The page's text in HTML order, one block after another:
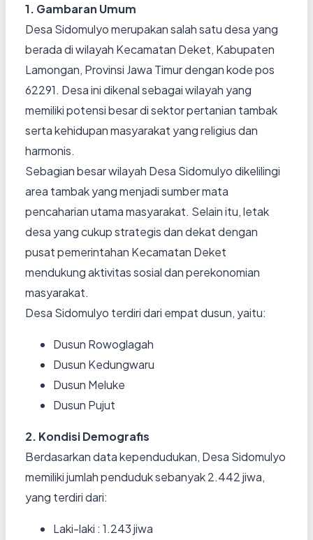
1. Gambaran Umum
Desa Sidomulyo merupakan salah satu desa yang
berada di wilayah Kecamatan Deket, Kabupaten
Lamongan, Provinsi Jawa Timur dengan kode pos
62291. Desa ini dikenal sebagai wilayah yang
memiliki potensi besar di sektor pertanian tambak
serta kehidupan masyarakat yang religius dan
harmonis.
Sebagian besar wilayah Desa Sidomulyo dikelilingi
area tambak yang menjadi sumber mata
pencaharian utama masyarakat. Selain itu, letak
desa yang cukup strategis dan dekat dengan
pusat pemerintahan Kecamatan Deket
mendukung aktivitas sosial dan perekonomian
masyarakat.
Desa Sidomulyo terdiri dari empat dusun, yaitu:
Dusun Rowoglagah
Dusun Kedungwaru
Dusun Meluke
Dusun Pujut
2. Kondisi Demografis
Berdasarkan data kependudukan, Desa Sidomulyo
memiliki jumlah penduduk sebanyak 2.442 jiwa,
yang terdiri dari:
Laki-laki : 1.243 jiwa